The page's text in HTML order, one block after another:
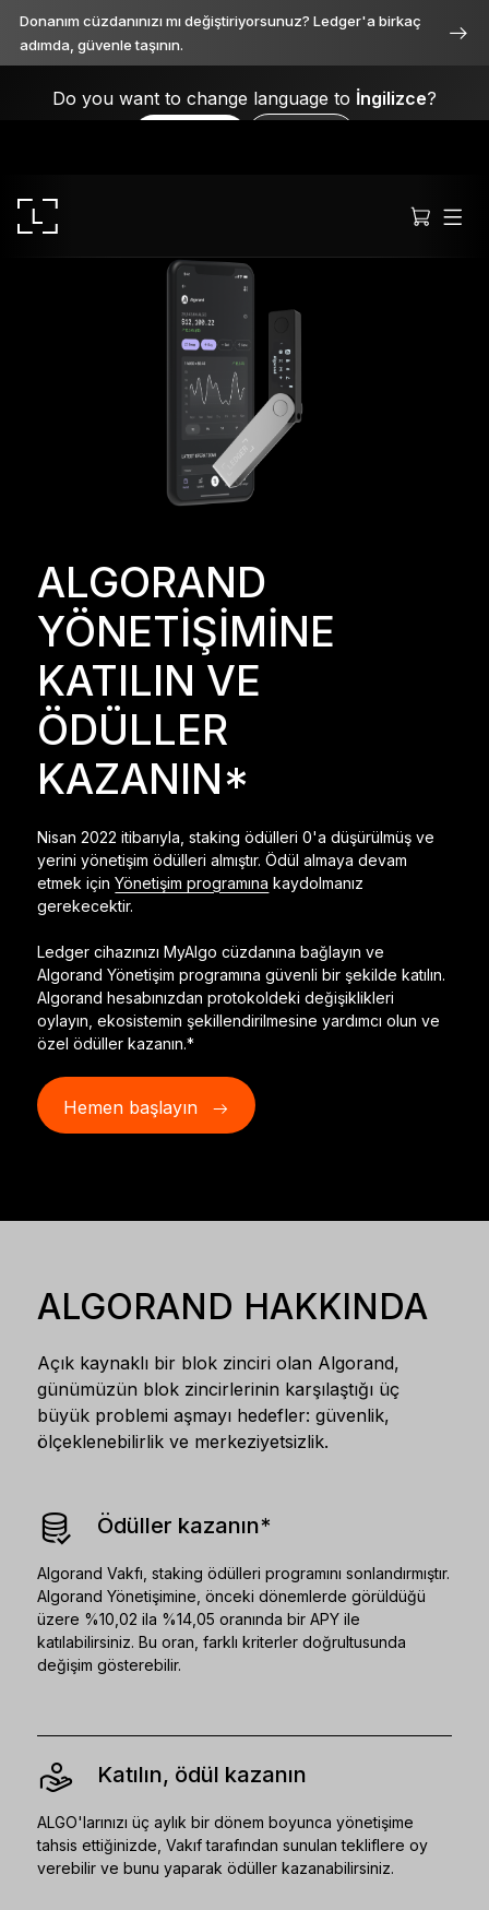
Donanım cüzdanınızı mı değiştiriyorsunuz? Ledger'a birkaç
adımda, güvenle taşının.
Do you want to change language to İngilizce?
Ledger Stax
Her açıdan birinci sınıf
Ledger Flex
Ledger NanoGen5
Sizin kadar benzersiz
YENI RENKLER
Ledger Nano
Güvenilir yedekleme koruması
Tüm ürünlere göz atın
Donanım Cüzdanlar
Paketler
Aksesuarlar
Kurtarma Çözümleri
Tüm ürünleri gör
ALGORAND
YÖNETİŞİMİNE
KATILIN VE
ÖDÜLLER
KAZANIN*
Nisan 2022 itibarıyla, staking ödülleri 0'a düşürülmüş ve
yerini yönetişim ödülleri almıştır. Ödül almaya devam
etmek içinYönetişim programına kaydolmanız
gerekecektir.
Ledger cihazınızı MyAlgo cüzdanına bağlayın ve
Algorand Yönetişim programına güvenli bir şekilde katılın.
Algorand hesabınızdan protokoldeki değişiklikleri
oylayın, ekosistemin şekillendirilmesine yardımcı olun ve
özel ödüller kazanın.*
Hemen başlayın
ALGORAND HAKKINDA
Açık kaynaklı bir blok zinciri olan Algorand,
günümüzün blok zincirlerinin karşılaştığı üç
büyük problemi aşmayı hedefler: güvenlik,
ölçeklenebilirlik ve merkeziyetsizlik.
Ödüller kazanın*
Algorand Vakfı, staking ödülleri programını sonlandırmıştır.
Algorand Yönetişimine, önceki dönemlerde görüldüğü
üzere %10,02 ila %14,05 oranında bir APY ile
katılabilirsiniz. Bu oran, farklı kriterler doğrultusunda
değişim gösterebilir.
Katılın, ödül kazanın
ALGO'larınızı üç aylık bir dönem boyunca yönetişime
tahsis ettiğinizde, Vakıf tarafından sunulan tekliflere oy
verebilir ve bunu yaparak ödüller kazanabilirsiniz.